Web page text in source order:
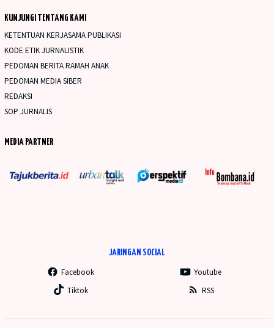
KUNJUNGI TENTANG KAMI
KETENTUAN KERJASAMA PUBLIKASI
KODE ETIK JURNALISTIK
PEDOMAN BERITA RAMAH ANAK
PEDOMAN MEDIA SIBER
REDAKSI
SOP JURNALIS
MEDIA PARTNER
JARINGAN SOCIAL
Facebook
Youtube
Tiktok
RSS